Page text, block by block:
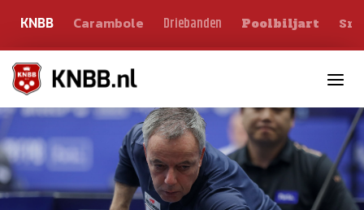
KNBB Carambole Driebanden Poolbiljart